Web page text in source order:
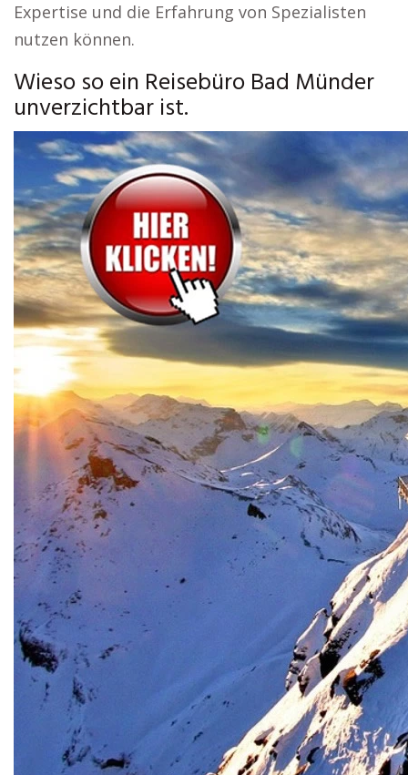
Expertise und die Erfahrung von Spezialisten
nutzen können.
Wieso so ein Reisebüro Bad Münder
unverzichtbar ist.